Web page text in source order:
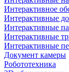
Интерактивное
Интерактивные
Интерактивные
Интерактивные
Интерактивные
Документ камеры
Робототехника